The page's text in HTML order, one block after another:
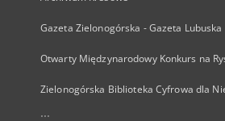
Gazeta Zielonogórska - Gazeta Lubuska
Otwarty Międzynarodowy Konkurs na
Zielonogórska Biblioteka Cyfrowa dla
...